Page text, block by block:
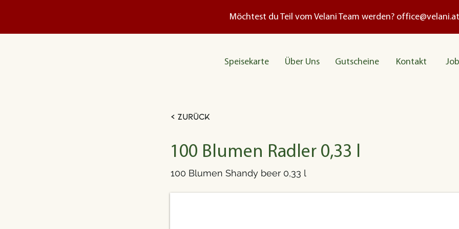
Möchtest du Teil vom Velani Team werden? office@velani.at
Speisekarte Über Uns Gutscheine Kontakt
< Zurück
100 Blumen Radler 0,33 l
100 Blumen Shandy beer 0,33 l